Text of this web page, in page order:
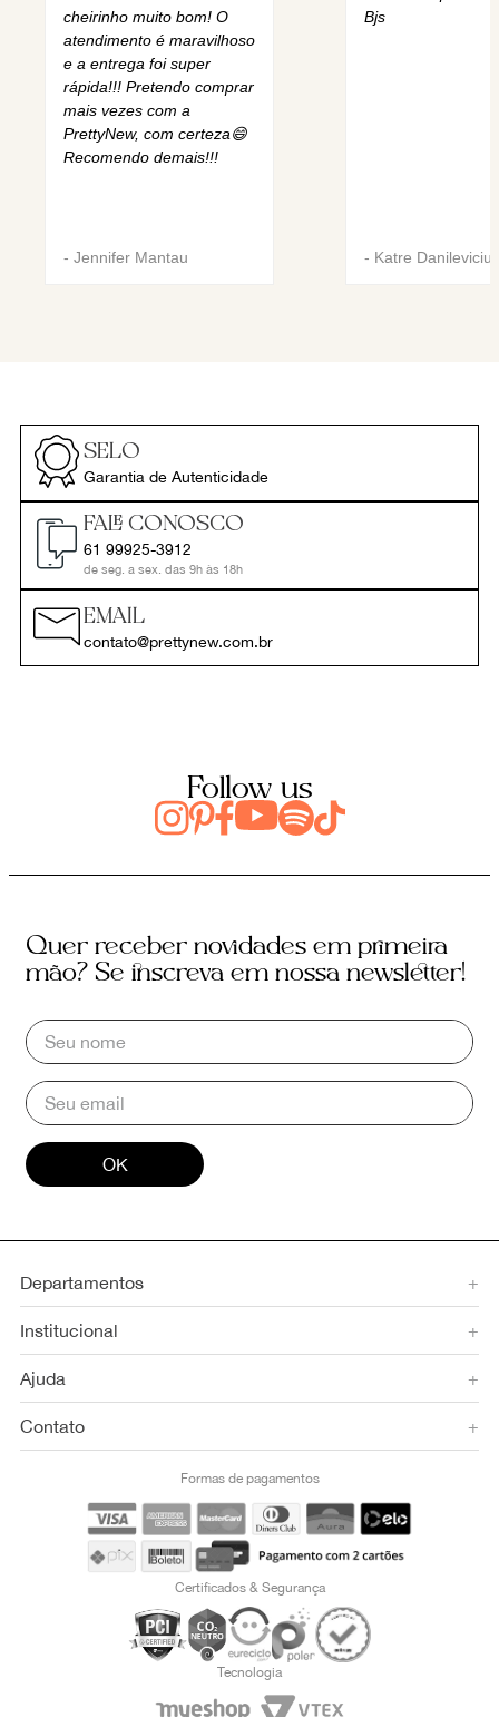
cheirinho muito bom! O
atendimento é maravilhoso
e a entrega foi super
rápida!!! Pretendo comprar
mais vezes com a
PrettyNew, com certeza😄
Recomendo demais!!!
- Jennifer Mantau
Bjs
- Katre Danilevicius
SELO
Garantia de Autenticidade
FALE CONOSCO
61 99925-3912
de seg. a sex. das 9h às 18h
EMAIL
contato@prettynew.com.br
Follow us
Quer receber novidades em primeira
mão? Se inscreva em nossa newsletter!
OK
Departamentos +
Institucional +
Ajuda +
Contato +
Formas de pagamentos
Certificados & Segurança
Tecnologia